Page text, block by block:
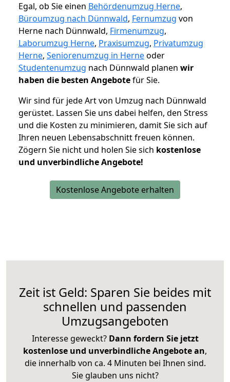
Egal, ob Sie einen Behördenumzug Herne,
Büroumzug nach Dünnwald, Fernumzug von
Herne nach Dünnwald, Firmenumzug,
Laborumzug Herne, Praxisumzug, Privatumzug
Herne, Seniorenumzug in Herneoder
Studentenumzug nach Dünnwald planen wir
haben die besten Angebotefür Sie.
Wir sind für jede Art von Umzug nach Dünnwald
gerüstet. Lassen Sie uns dabei helfen, den Stress
und die Kosten zu minimieren, damit Sie sich auf
Ihren neuen Lebensabschnitt freuen können.
Zögern Sie nicht und holen Sie sich kostenlose
und unverbindliche Angebote!
Kostenlose Angebote erhalten
Zeit ist Geld: Sparen Sie beides mit
schnellen und passenden
Umzugsangeboten
Interesse geweckt? Dann fordern Sie jetzt
kostenlose und unverbindliche Angebote an,
die innerhalb von ca. 4 Minuten bei Ihnen sind.
Sie glauben uns nicht?